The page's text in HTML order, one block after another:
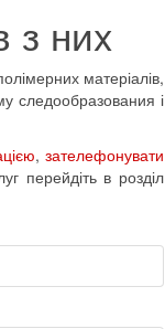
з ниx
матеріалів,
следообразования і
,зателефонувати
перейдіть в розділ